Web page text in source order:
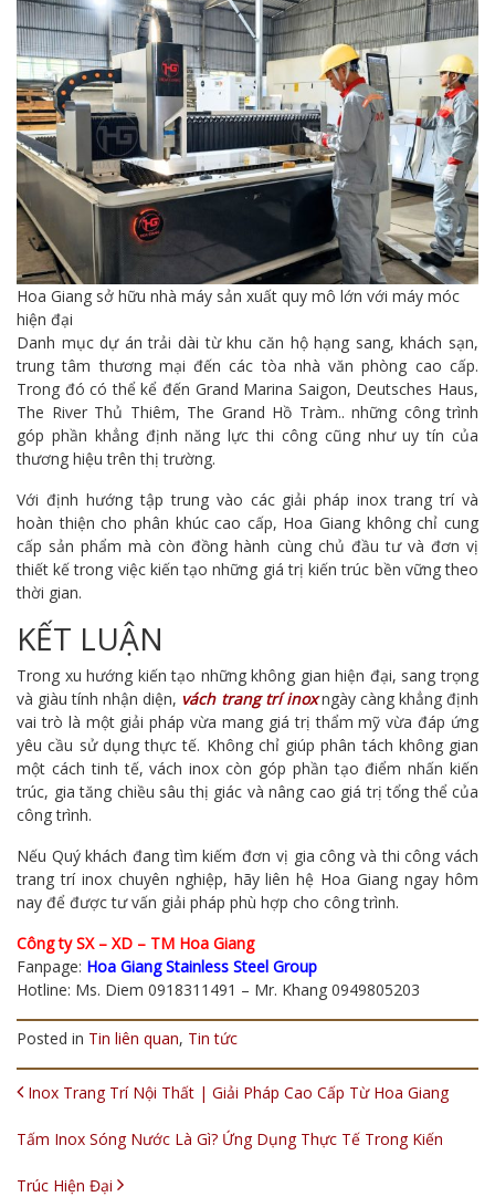
Hoa Giang sở hữu nhà máy sản xuất quy mô lớn với máy móc
hiện đại
Danh mục dự án trải dài từ khu căn hộ hạng sang, khách sạn,
trung tâm thương mại đến các tòa nhà văn phòng cao cấp.
Trong đó có thể kể đến Grand Marina Saigon, Deutsches Haus,
The River Thủ Thiêm, The Grand Hồ Tràm.. những công trình
góp phần khẳng định năng lực thi công cũng như uy tín của
thương hiệu trên thị trường.
Với định hướng tập trung vào các giải pháp inox trang trí và
hoàn thiện cho phân khúc cao cấp, Hoa Giang không chỉ cung
cấp sản phẩm mà còn đồng hành cùng chủ đầu tư và đơn vị
thiết kế trong việc kiến tạo những giá trị kiến trúc bền vững theo
thời gian.
KẾT LUẬN
Trong xu hướng kiến tạo những không gian hiện đại, sang trọng
và giàu tính nhận diện, vách trang trí inoxngày càng khẳng định
vai trò là một giải pháp vừa mang giá trị thẩm mỹ vừa đáp ứng
yêu cầu sử dụng thực tế. Không chỉ giúp phân tách không gian
một cách tinh tế, vách inox còn góp phần tạo điểm nhấn kiến
trúc, gia tăng chiều sâu thị giác và nâng cao giá trị tổng thể của
công trình.
Nếu Quý khách đang tìm kiếm đơn vị gia công và thi công vách
trang trí inox chuyên nghiệp, hãy liên hệ Hoa Giang ngay hôm
nay để được tư vấn giải pháp phù hợp cho công trình.
Công ty SX – XD – TM Hoa Giang
Fanpage: Hoa Giang Stainless Steel Group
Hotline: Ms. Diem 0918311491 – Mr. Khang 0949805203
Posted in Tin liên quan, Tin tức
POST NAVIGATION
Inox Trang Trí Nội Thất | Giải Pháp Cao Cấp Từ Hoa Giang
Tấm Inox Sóng Nước Là Gì? Ứng Dụng Thực Tế Trong Kiến
Trúc Hiện Đại